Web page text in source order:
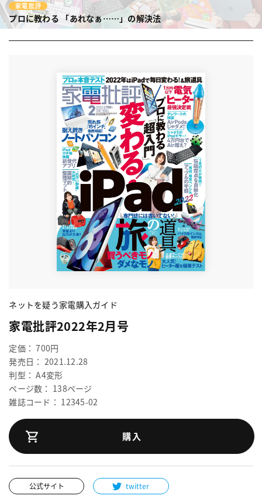
家電批評
プロに教わる「あれなぁ……」の解決法
ネットを疑う家電購入ガイド
家電批評2022年2月号
定価： 700円
発売日： 2021.12.28
判型： A4変形
ページ数： 138ページ
雑誌コード： 12345-02
購入
公式サイト twitter